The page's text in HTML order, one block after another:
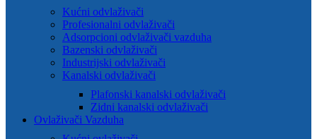
Kućni odvlaživači
Profesionalni odvlaživači
Adsorpcioni odvlaživači vazduha
Bazenski odvlaživači
Industrijski odvlaživači
Kanalski odvlaživači
Plafonski kanalski odvlaživači
Zidni kanalski odvlaživači
Ovlaživači Vazduha